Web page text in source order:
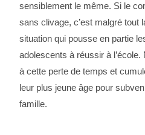
sensiblement le même. Si le
sans clivage, c’est malgré tout
situation qui pousse en partie
adolescents à réussir à
à cette perte de temps et
leur plus jeune âge pour
famille.